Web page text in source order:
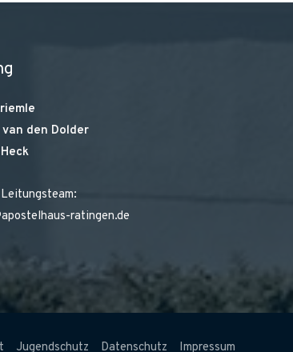
den Dolder
ratingen.de
Jugendschutz Datenschutz Impressum